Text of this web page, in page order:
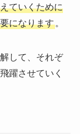
ていくために
になります。
して、それぞ
躍させていく